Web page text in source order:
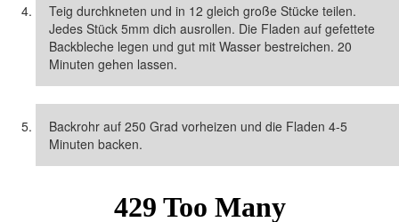
Teig durchkneten und in 12 gleich große Stücke teilen.
Jedes Stück 5mm dich ausrollen. Die Fladen auf gefettete
Backbleche legen und gut mit Wasser bestreichen. 20
Minuten gehen lassen.
Backrohr auf 250 Grad vorheizen und die Fladen 4-5
Minuten backen.